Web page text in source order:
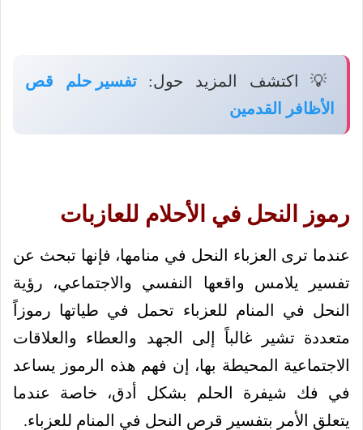
💡 اكتشف المزيد حول:تفسير حلم قص
الأظافر القدمين
رموز النحل في الأحلام للعازبات
عندما ترى العزباء النحل في منامها، فإنها تبحث عن
تفسير يلامس واقعها النفسي والاجتماعي، رؤية
النحل في المنام للعزباء تحمل في طياتها رموزاً
متعددة تشير غالباً إلى الجهد والعطاء والعلاقات
الاجتماعية المحيطة بها، إن فهم هذه الرموز يساعد
في فك شيفرة الحلم بشكل أدق، خاصة عندما
يتعلق الأمر بتفسير قرص النحل في المنام للعزباء.